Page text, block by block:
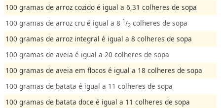
100 gramas de arroz cozido é igual a 6,31 colheres de sopa
100 gramas de arroz cru é igual a 8 1/2colheres de sopa
100 gramas de arroz integral é igual a 8 colheres de sopa
100 gramas de aveia é igual a 20 colheres de sopa
100 gramas de aveia em flocos é igual a 18 colheres de sopa
100 gramas de batata é igual a 11 colheres de sopa
100 gramas de batata doce é igual a 11 colheres de sopa